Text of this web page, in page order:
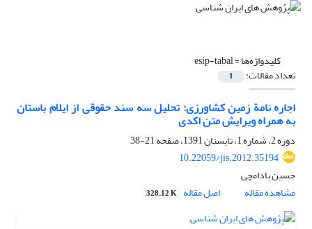
کلیدواژه‌ها =esip-tabal
تعداد مقالات: 1
اجاره نامة زمین کشاورزی: تحلیل سه سند حقوقی از ایلام باستان
به همراه ویرایش متن اکدی
دوره 2، شماره 1، تابستان 1391، صفحه
21-38
10.22059/jis.2012.35194
حسین بادامچی
مشاهده مقاله
اصل مقاله 328.12 K